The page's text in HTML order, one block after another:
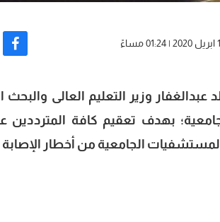
بهدف تعقيم كافة المترددين
الجامعية من أخطار